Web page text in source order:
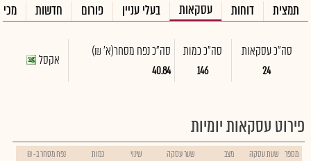
תמצית דוחות עסקאות בעלי עניין פורום חדשות
סה"כ עסקאות
24
סה"כ כמות
146
סה"כ נפח מסחר(א' ₪)
40.84
אקסל
פירוט עסקאות יומיות
מספר שעת עסקה מצב שער עסקה שינוי כמות נפח מסחר ב- ₪